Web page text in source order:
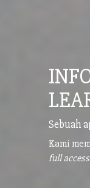
Sebuah
Kami
full access